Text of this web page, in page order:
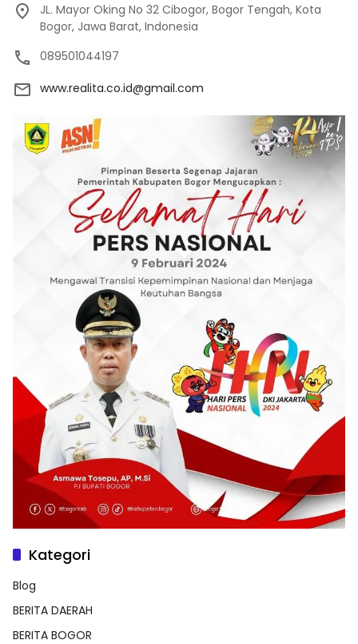
JL. Mayor Oking No 32 Cibogor, Bogor Tengah, Kota
Bogor, Jawa Barat, Indonesia
089501044197
www.realita.co.id@gmail.com
Kategori
Blog
BERITA DAERAH
BERITA BOGOR